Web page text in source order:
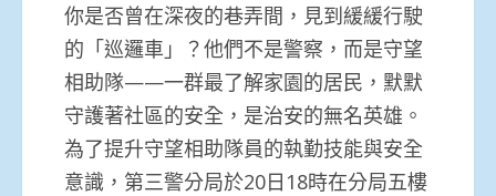
你是否曾在深夜的巷弄間，見到緩緩行駛
的「巡邏車」？他們不是警察，而是守望
相助隊——一群最了解家園的居民，默默
守護著社區的安全，是治安的無名英雄。
為了提升守望相助隊員的執勤技能與安全
意識，第三警分局於20日18時在分局五樓